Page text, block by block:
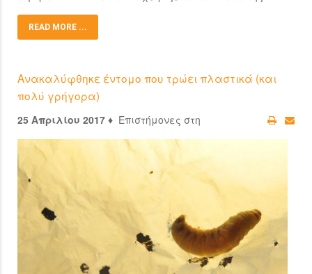
READ MORE ...
Ανακαλύφθηκε έντομο που τρώει πλαστικά (και
πολύ γρήγορα)
25 Απριλίου 2017 ♦ Επιστήμονες στη